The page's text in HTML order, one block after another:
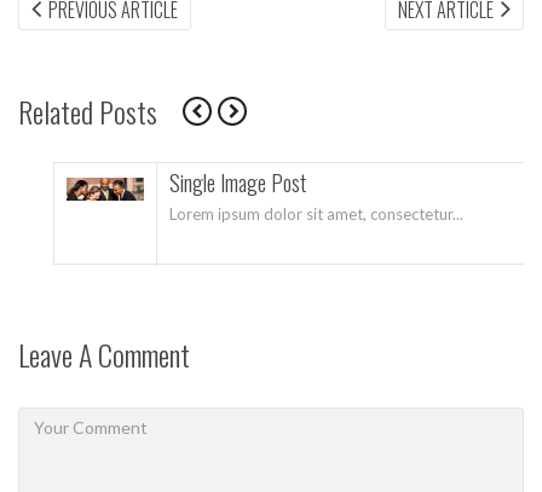
entradas
PREVIOUS ARTICLE
ARTICLE:
NEXT ARTICLE
Related Posts
Single Image Post
Lorem ipsum dolor sit amet, consectetur...
Leave A Comment